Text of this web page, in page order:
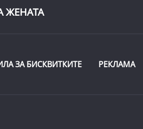
ЖЕНАТА
ЗА БИСКВИТКИТЕ РЕКЛАМА